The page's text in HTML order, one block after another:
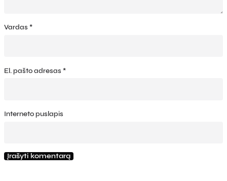
Vardas *
El. pašto adresas *
Interneto puslapis